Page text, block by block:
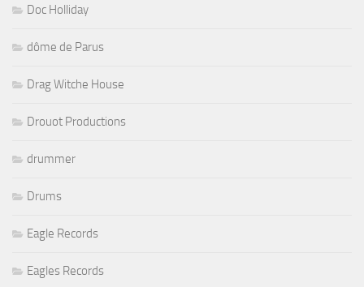
Doc Holliday
dôme de Parus
Drag Witche House
Drouot Productions
drummer
Drums
Eagle Records
Eagles Records